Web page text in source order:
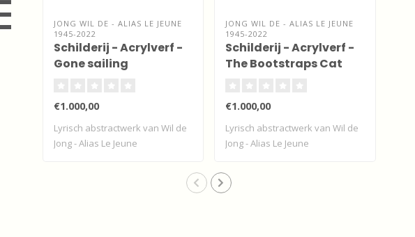
JONG WIL DE - ALIAS LE JEUNE
1945-2022
Schilderij - Acrylverf -
Gone sailing
€1.000,00
Lyrisch abstractwerk van Wil de
Jong - Alias Le Jeune
JONG WIL DE - ALIAS LE JEUNE
1945-2022
Schilderij - Acrylverf -
The Bootstraps Cat
€1.000,00
Lyrisch abstractwerk van Wil de
Jong - Alias Le Jeune